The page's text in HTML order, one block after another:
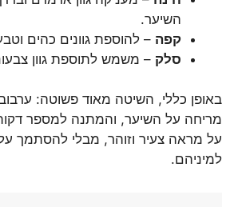
השיער.
קפה – להוספת גוונים כהים
סלק – משמש לתוספת גוון
באופן כללי, השיטה מאוד פשוטה:
מריחה על השיער, והמתנה למספר
על מראה צעיר וזוהר, מבלי להסתמך
למיניהם.